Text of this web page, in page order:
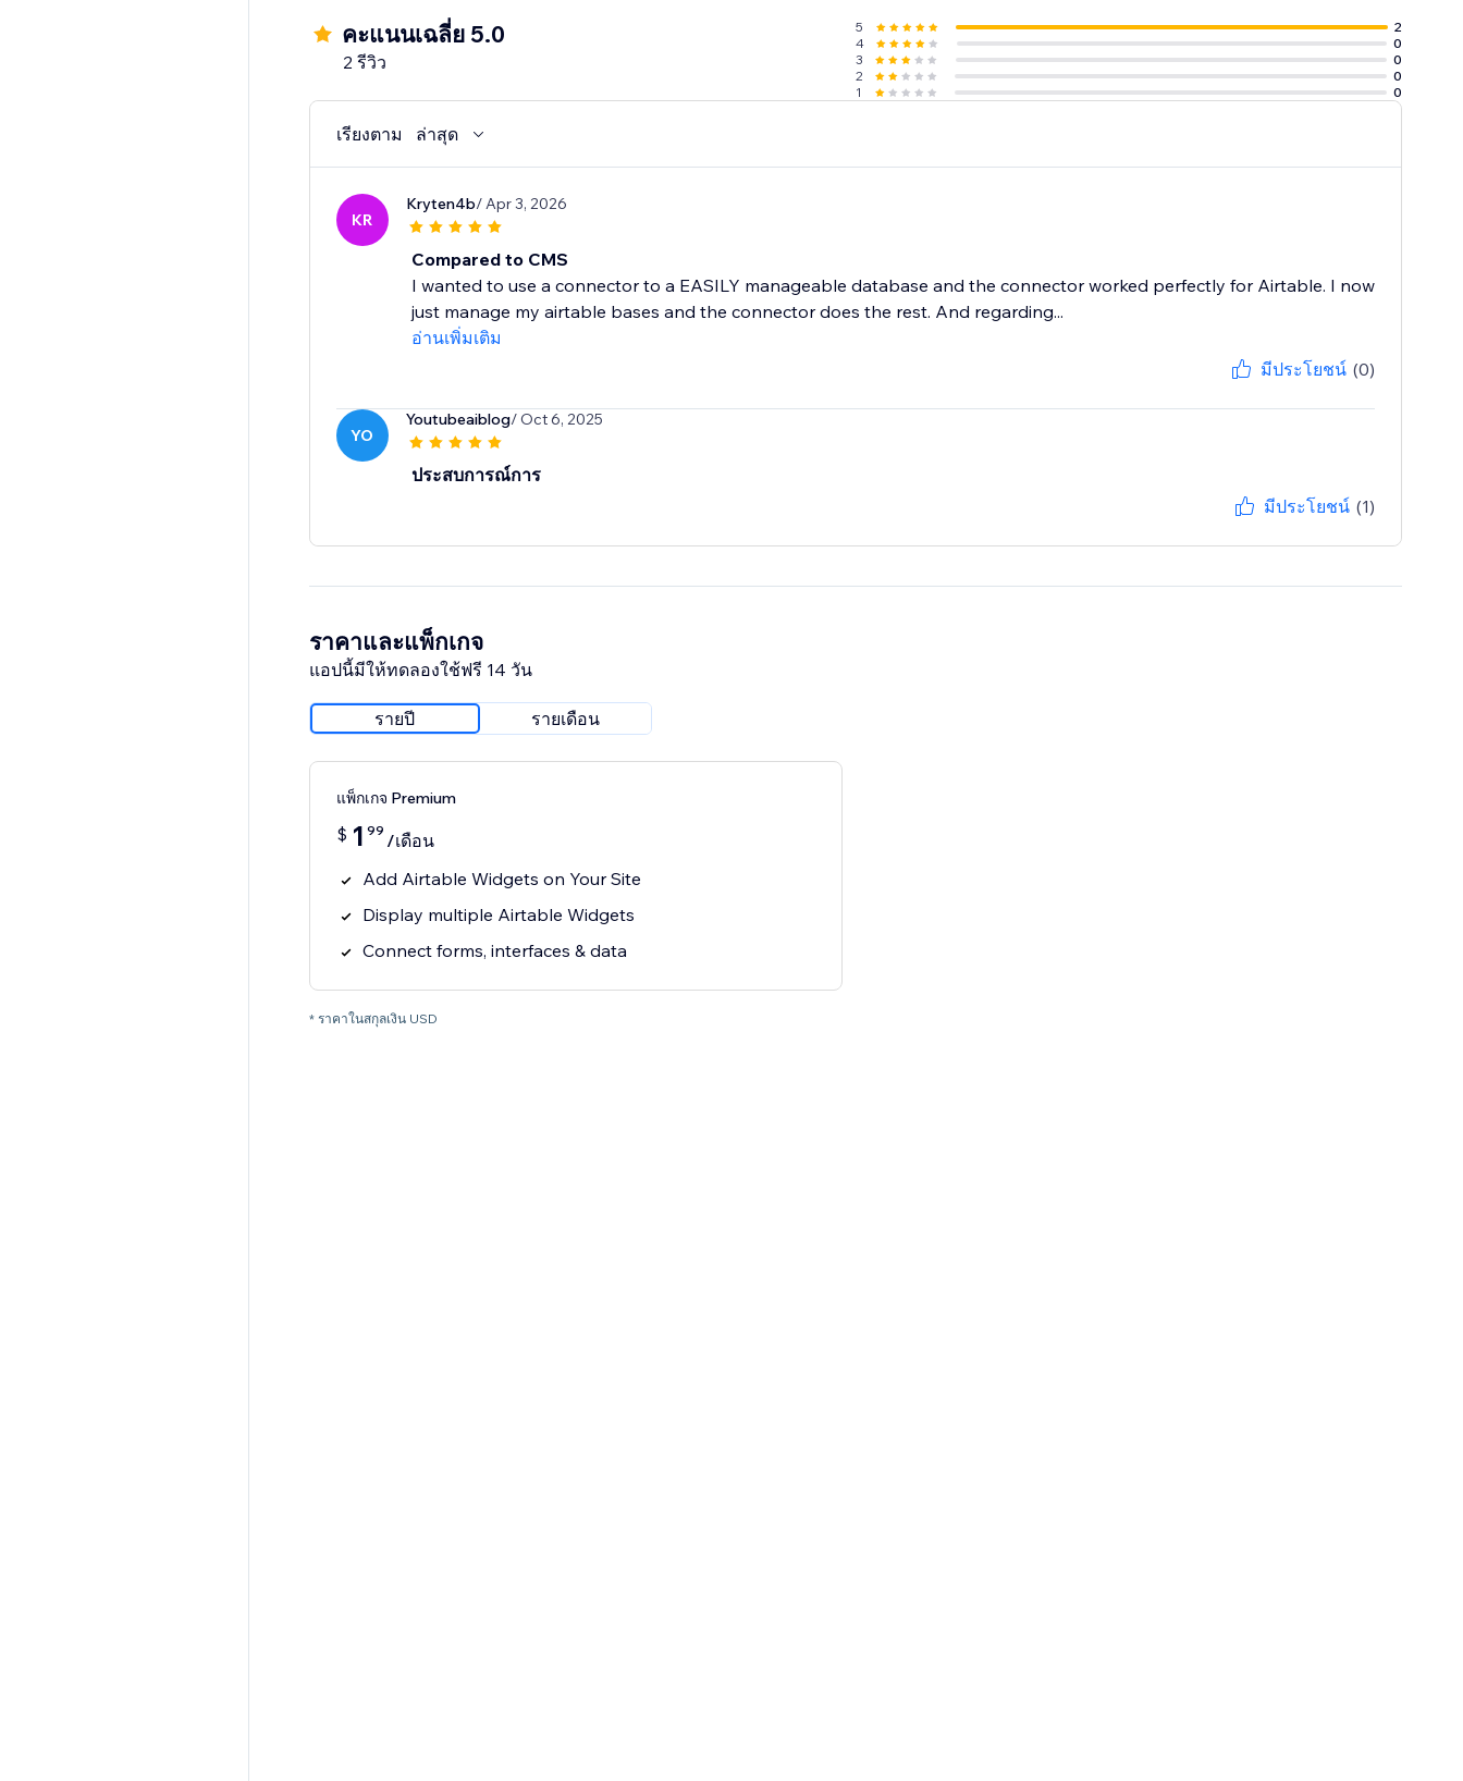
คะแนนเฉลี่ย 5.0
2 รีวิว
5
2
4
0
3
0
2
0
1
0
เรียงตาม ล่าสุด
KR
Kryten4b/ Apr 3, 2026
Compared to CMS
I wanted to use a connector to a EASILY manageable database and the connector worked perfectly for Airtable. I now
just manage my airtable bases and the connector does the rest. And regarding...
อ่านเพิ่มเติม
มีประโยชน์ (0)
YO
Youtubeaiblog/ Oct 6, 2025
ประสบการณ์การ
มีประโยชน์ (1)
ราคาและแพ็กเกจ
แอปนี้มีให้ทดลองใช้ฟรี 14 วัน
รายปี รายเดือน
แพ็กเกจ Premium
$ 1 99 /เดือน
Add Airtable Widgets on Your Site
Display multiple Airtable Widgets
Connect forms, interfaces & data
* ราคาในสกุลเงิน USD